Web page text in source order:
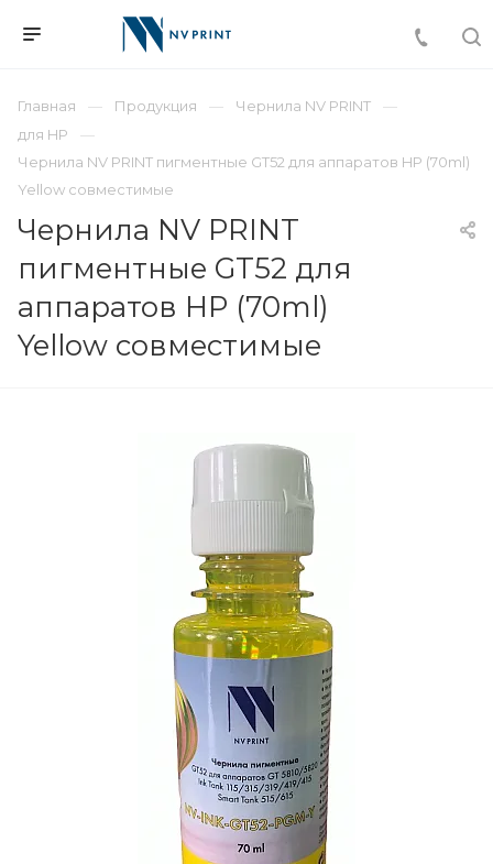
Главная Продукция
Чернила NV PRINT
для HP
Чернила NV PRINT пигментные GT52 для аппаратов HP (70ml)
Yellow совместимые
Чернила NV PRINT
пигментные GT52 для
аппаратов HP (70ml)
Yellow совместимые